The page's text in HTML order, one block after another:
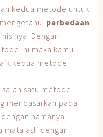
kedua metode untuk
perbedaan
Dengan
ini maka kamu
kedua metode
satu metode
mendasarkan pada
namanya,
mata asli dengan